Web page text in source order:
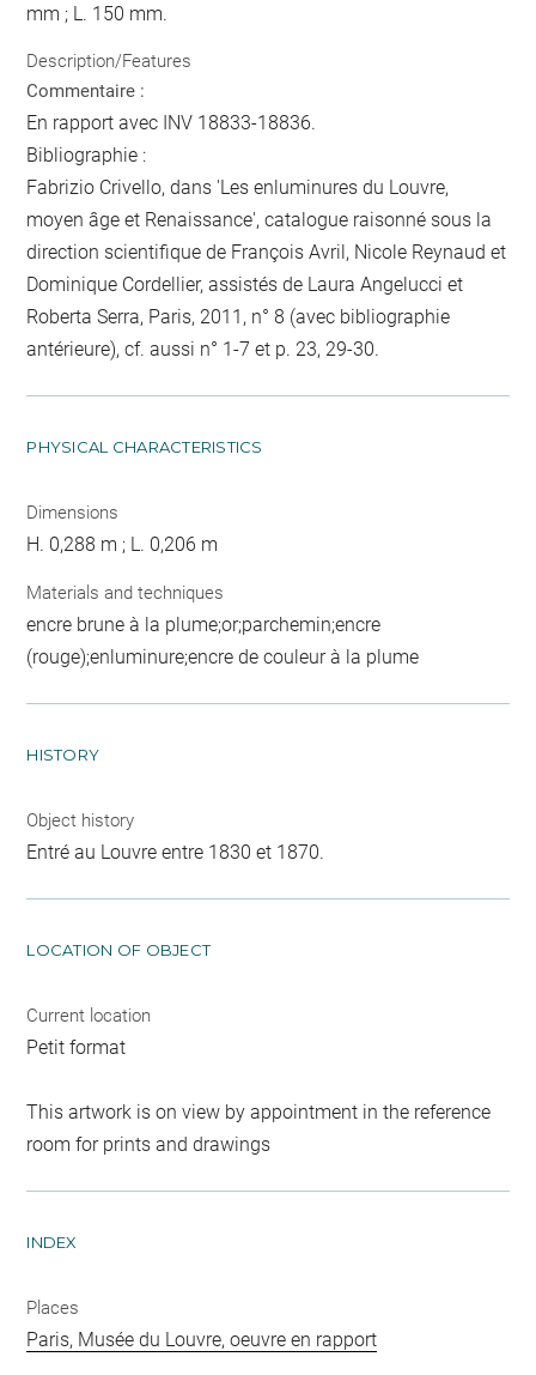
mm ; L. 150 mm.
Description/Features
Commentaire :
En rapport avec INV 18833-18836.
Bibliographie :
Fabrizio Crivello, dans 'Les enluminures du Louvre,
moyen âge et Renaissance', catalogue raisonné sous la
direction scientifique de François Avril, Nicole Reynaud et
Dominique Cordellier, assistés de Laura Angelucci et
Roberta Serra, Paris, 2011, n° 8 (avec bibliographie
antérieure), cf. aussi n° 1-7 et p. 23, 29-30.
PHYSICAL CHARACTERISTICS
Dimensions
H. 0,288 m ; L. 0,206 m
Materials and techniques
encre brune à la plume;or;parchemin;encre
(rouge);enluminure;encre de couleur à la plume
HISTORY
Object history
Entré au Louvre entre 1830 et 1870.
LOCATION OF OBJECT
Current location
Petit format
This artwork is on view by appointment in the reference
room for prints and drawings
INDEX
Places
Paris, Musée du Louvre, oeuvre en rapport